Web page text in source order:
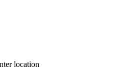
location